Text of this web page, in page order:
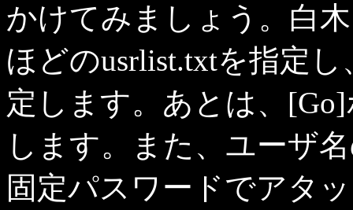
かけてみましょう。白
ほどのusrlist.txtを指定
定します。あとは、
します。また、ユーザ
固定パスワードでアタ